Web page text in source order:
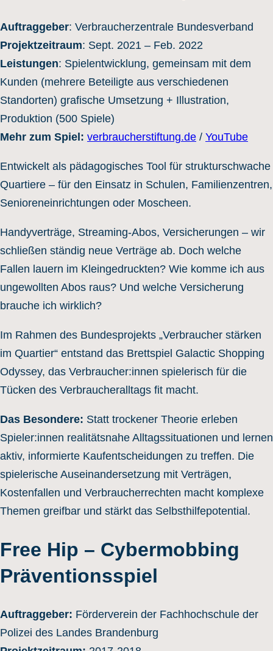
Auftraggeber: Verbraucherzentrale Bundesverband
Projektzeitraum: Sept. 2021 – Feb. 2022
Leistungen: Spielentwicklung, gemeinsam mit dem
Kunden (mehrere Beteiligte aus verschiedenen
Standorten) grafische Umsetzung + Illustration,
Produktion (500 Spiele)
Mehr zum Spiel: verbraucherstiftung.de / YouTube
Entwickelt als pädagogisches Tool für strukturschwache
Quartiere – für den Einsatz in Schulen, Familienzentren,
Senioreneinrichtungen oder Moscheen.
Handyverträge, Streaming-Abos, Versicherungen – wir
schließen ständig neue Verträge ab. Doch welche
Fallen lauern im Kleingedruckten? Wie komme ich aus
ungewollten Abos raus? Und welche Versicherung
brauche ich wirklich?
Im Rahmen des Bundesprojekts „Verbraucher stärken
im Quartier“ entstand das Brettspiel Galactic Shopping
Odyssey, das Verbraucher:innen spielerisch für die
Tücken des Verbraucheralltags fit macht.
Das Besondere: Statt trockener Theorie erleben
Spieler:innen realitätsnahe Alltagssituationen und lernen
aktiv, informierte Kaufentscheidungen zu treffen. Die
spielerische Auseinandersetzung mit Verträgen,
Kostenfallen und Verbraucherrechten macht komplexe
Themen greifbar und stärkt das Selbsthilfepotential.
Free Hip – Cybermobbing
Präventionsspiel
Auftraggeber: Förderverein der Fachhochschule der
Polizei des Landes Brandenburg